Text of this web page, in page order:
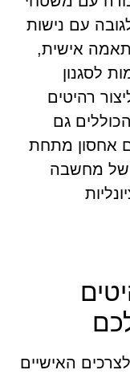
עם נישות
אישית,
לסגנון
רהיטים
גם
אחסון מתחת
של מחשבה
האישיים